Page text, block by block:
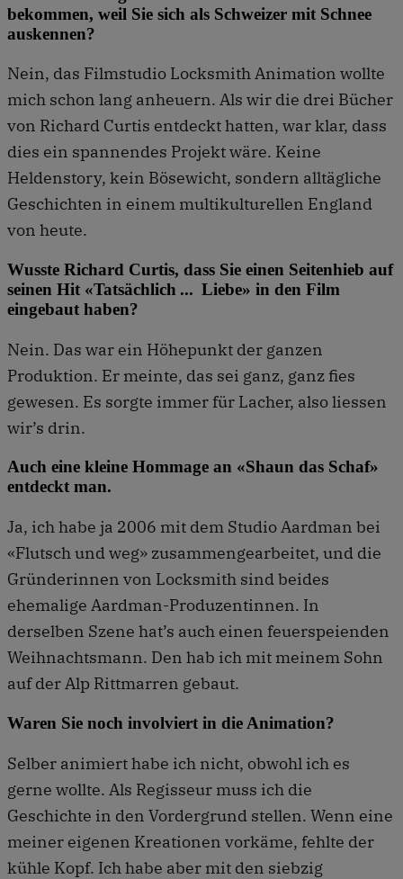
bekommen, weil Sie sich als Schweizer mit Schnee
auskennen?
Nein, das Filmstudio Locksmith Animation wollte
mich schon lang anheuern. Als wir die drei Bücher
von Richard Curtis entdeckt hatten, war klar, dass
dies ein spannendes Projekt wäre. Keine
Heldenstory, kein Bösewicht, sondern alltägliche
Geschichten in einem multikulturellen England
von heute.
Wusste Richard Curtis, dass Sie einen Seitenhieb auf
seinen Hit «Tatsächlich ... Liebe» in den Film
eingebaut haben?
Nein. Das war ein Höhepunkt der ganzen
Produktion. Er meinte, das sei ganz, ganz fies
gewesen. Es sorgte immer für Lacher, also liessen
wir’s drin.
Auch eine kleine Hommage an «Shaun das Schaf»
entdeckt man.
Ja, ich habe ja 2006 mit dem Studio Aardman bei
«Flutsch und weg» zusammengearbeitet, und die
Gründerinnen von Locksmith sind beides
ehemalige Aardman-Produzentinnen. In
derselben Szene hat’s auch einen feuerspeienden
Weihnachtsmann. Den hab ich mit meinem Sohn
auf der Alp Rittmarren gebaut.
Waren Sie noch involviert in die Animation?
Selber animiert habe ich nicht, obwohl ich es
gerne wollte. Als Regisseur muss ich die
Geschichte in den Vordergrund stellen. Wenn eine
meiner eigenen Kreationen vorkäme, fehlte der
kühle Kopf. Ich habe aber mit den siebzig